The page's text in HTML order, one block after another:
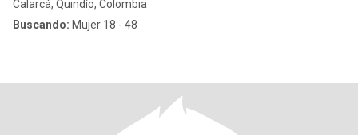
Calarcá, Quindío, Colombia
Buscando: Mujer 18 - 48